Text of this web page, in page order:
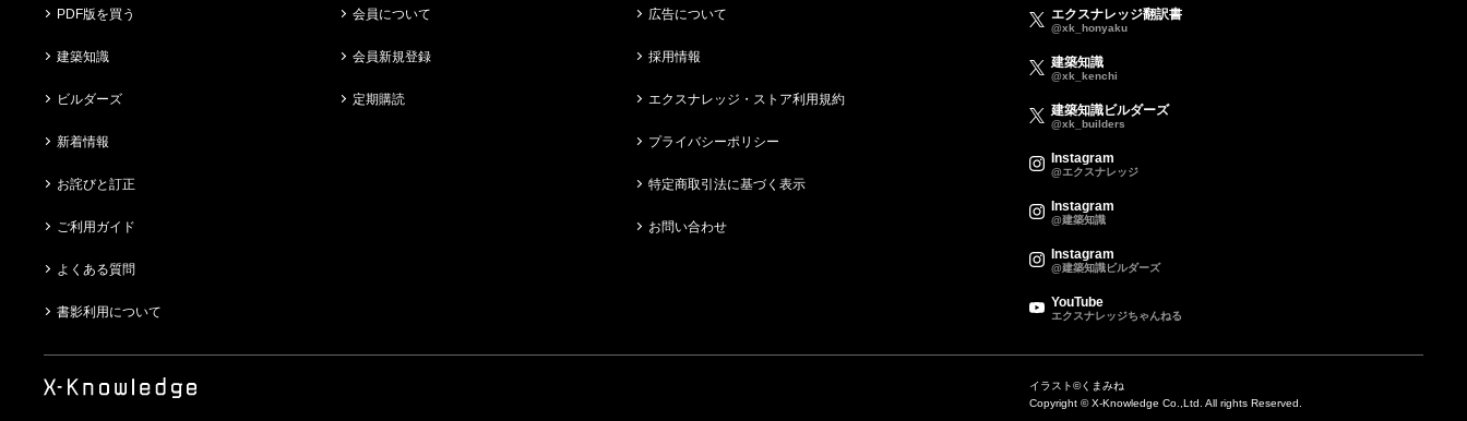
PDF版を買う
建築知識
ビルダーズ
新着情報
お詫びと訂正
ご利用ガイド
よくある質問
書影利用について
会員について
会員新規登録
定期購読
広告について
採用情報
エクスナレッジ・ストア利用規約
プライバシーポリシー
特定商取引法に基づく表示
お問い合わせ
エクスナレッジ翻訳書
@xk_honyaku
建築知識
@xk_kenchi
建築知識ビルダーズ
@xk_builders
Instagram
@エクスナレッジ
Instagram
@建築知識
Instagram
@建築知識ビルダーズ
YouTube
エクスナレッジちゃんねる
イラスト©くまみね
Copyright © X-Knowledge Co.,Ltd. All rights Reserved.